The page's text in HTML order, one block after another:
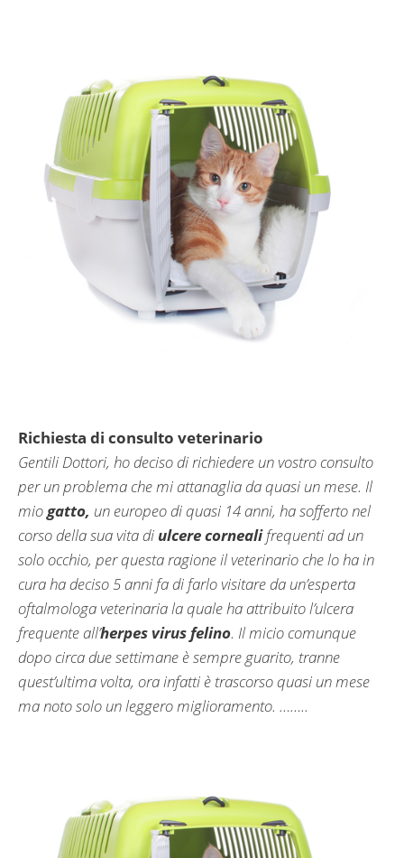
Richiesta di consulto veterinario
Gentili Dottori, ho deciso di richiedere un vostro consulto
per un problema che mi attanaglia da quasi un mese. Il
miogatto, un europeo di quasi 14 anni, ha sofferto nel
corso della sua vita di ulcere cornealifrequenti ad un
solo occhio, per questa ragione il veterinario che lo ha in
cura ha deciso 5 anni fa di farlo visitare da un’esperta
oftalmologa veterinaria la quale ha attribuito l’ulcera
frequente all’herpes virus felino. Il micio comunque
dopo circa due settimane è sempre guarito, tranne
quest’ultima volta, ora infatti è trascorso quasi un mese
ma noto solo un leggero miglioramento. ……..